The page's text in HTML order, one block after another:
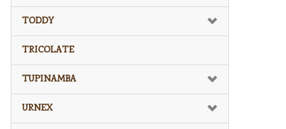
TODDY
TRICOLATE
TUPINAMBA
URNEX